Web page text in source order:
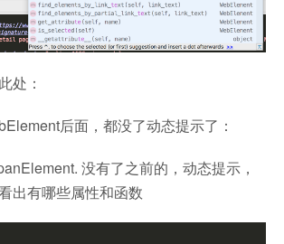
处：
后面，都没了动态提示了：
没有了之前的，动态提示，
出有哪些属性和函数